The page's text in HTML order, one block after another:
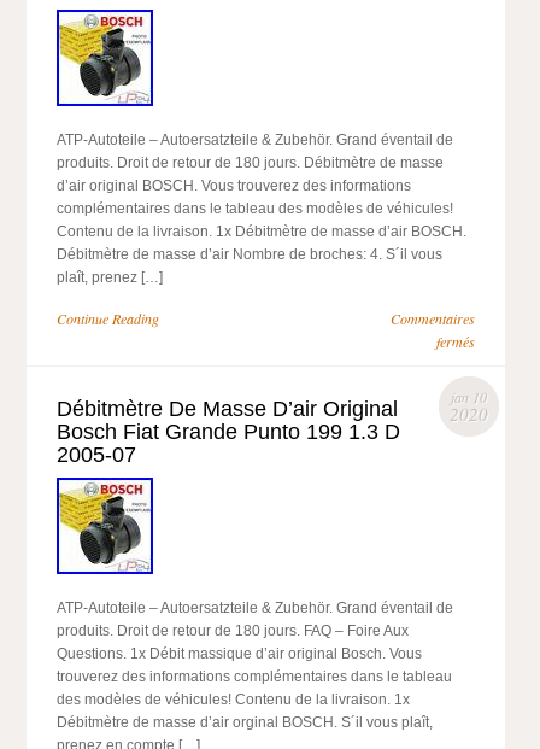
ATP-Autoteile – Autoersatzteile & Zubehör. Grand éventail de
produits. Droit de retour de 180 jours. Débitmètre de masse
d’air original BOSCH. Vous trouverez des informations
complémentaires dans le tableau des modèles de véhicules!
Contenu de la livraison. 1x Débitmètre de masse d’air BOSCH.
Débitmètre de masse d’air Nombre de broches: 4. S´il vous
plaît, prenez […]
Continue Reading
Commentaires
fermés
jan 10
2020
Débitmètre De Masse D’air Original
Bosch Fiat Grande Punto 199 1.3 D
2005-07
ATP-Autoteile – Autoersatzteile & Zubehör. Grand éventail de
produits. Droit de retour de 180 jours. FAQ – Foire Aux
Questions. 1x Débit massique d’air original Bosch. Vous
trouverez des informations complémentaires dans le tableau
des modèles de véhicules! Contenu de la livraison. 1x
Débitmètre de masse d’air orginal BOSCH. S´il vous plaît,
prenez en compte […]